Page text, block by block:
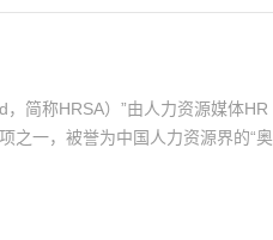
简称HRSA）”由人力资源媒体HR
之一，被誉为中国人力资源界的“奥